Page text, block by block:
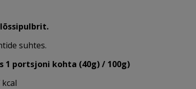
suhtes.
portsjoni kohta (40g) / 100g)